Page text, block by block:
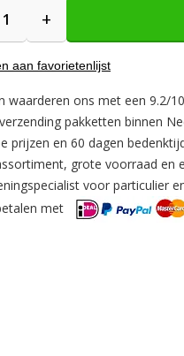
+
aan favorietenlijst
waarderen ons met een 9.2/10
pakketten binnen
prijzen en 60 dagen
grote voorraad en
voor particulier
met